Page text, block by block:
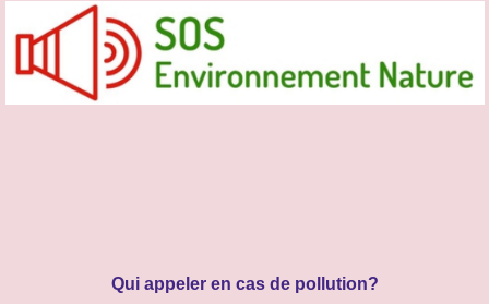
Qui appeler en cas de pollution?